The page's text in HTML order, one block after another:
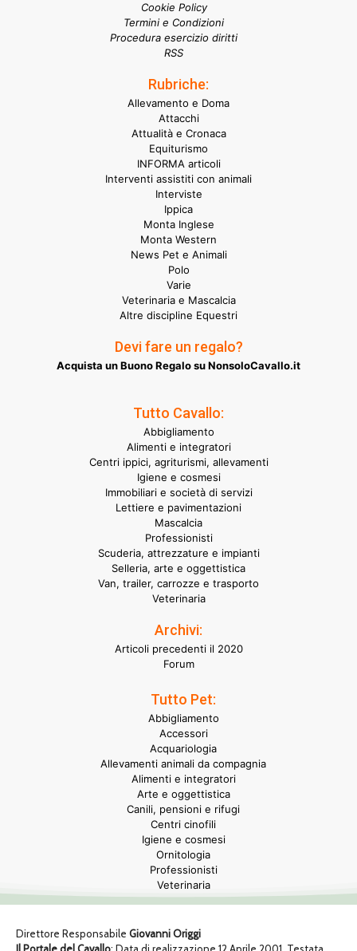
Cookie Policy
Termini e Condizioni
Procedura esercizio diritti
RSS
Rubriche:
Allevamento e Doma
Attacchi
Attualità e Cronaca
Equiturismo
INFORMA articoli
Interventi assistiti con animali
Interviste
Ippica
Monta Inglese
Monta Western
News Pet e Animali
Polo
Varie
Veterinaria e Mascalcia
Altre discipline Equestri
Devi fare un regalo?
Acquista un Buono Regalo su NonsoloCavallo.it
Tutto Cavallo:
Abbigliamento
Alimenti e integratori
Centri ippici, agriturismi, allevamenti
Igiene e cosmesi
Immobiliari e società di servizi
Lettiere e pavimentazioni
Mascalcia
Professionisti
Scuderia, attrezzature e impianti
Selleria, arte e oggettistica
Van, trailer, carrozze e trasporto
Veterinaria
Archivi:
Articoli precedenti il 2020
Forum
Tutto Pet:
Abbigliamento
Accessori
Acquariologia
Allevamenti animali da compagnia
Alimenti e integratori
Arte e oggettistica
Canili, pensioni e rifugi
Centri cinofili
Igiene e cosmesi
Ornitologia
Professionisti
Veterinaria
Direttore Responsabile Giovanni Origgi